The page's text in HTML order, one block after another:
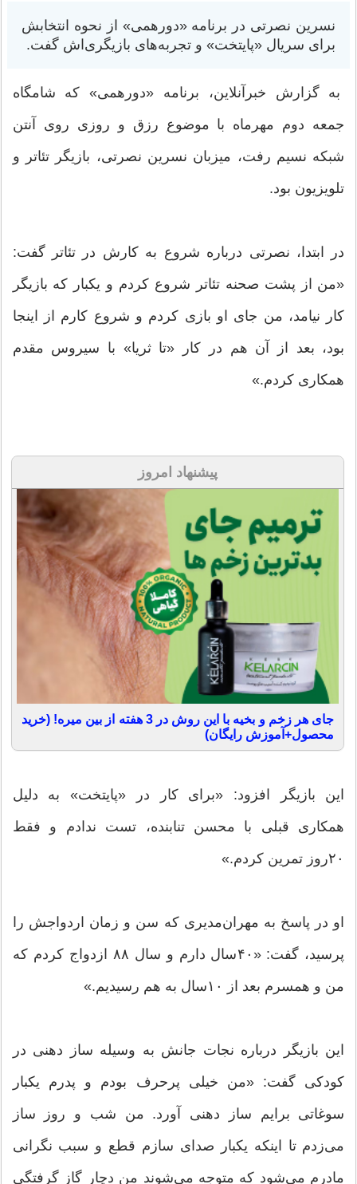
نسرین نصرتی در برنامه «دورهمی» از نحوه انتخابش
برای سریال «پایتخت» و تجربه‌های بازیگری‌اش گفت.
به گزارش خبرآنلاین، برنامه «دورهمی» که شامگاه
جمعه دوم مهرماه با موضوع رزق و روزی روی آنتن
شبکه نسیم رفت، میزبان نسرین نصرتی، بازیگر تئاتر و
تلویزیون بود.
در ابتدا، نصرتی درباره شروع به کارش در تئاتر گفت:
«من از پشت صحنه تئاتر شروع کردم و یکبار که بازیگر
کار نیامد، من جای او بازی کردم و شروع کارم از اینجا
بود، بعد از آن هم در کار «تا ثریا» با سیروس مقدم
همکاری کردم.»
پیشنهاد امروز
جای هر زخم و بخیه با این روش در 3 هفته از بین میره! (خرید
محصول+آموزش رایگان)
این بازیگر افزود: «برای کار در «پایتخت» به دلیل
همکاری قبلی با محسن تنابنده، تست ندادم و فقط
۲۰روز تمرین کردم.»
او در پاسخ به مهران‌مدیری که سن و زمان اردواجش را
پرسید، گفت: «۴۰سال دارم و سال ۸۸ ازدواج کردم که
من و همسرم بعد از ۱۰سال به هم رسیدیم.»
این بازیگر درباره نجات جانش به وسیله ساز دهنی در
کودکی گفت: «من خیلی پرحرف بودم و پدرم یکبار
سوغاتی برایم ساز دهنی آورد. من شب و روز ساز
می‌زدم تا اینکه یکبار صدای سازم قطع و سبب نگرانی
مادرم می‌شود که متوجه می‌شوند من دچار گاز گرفتگی